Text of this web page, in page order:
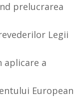
prelucrarea
Legii
aplicare a
European